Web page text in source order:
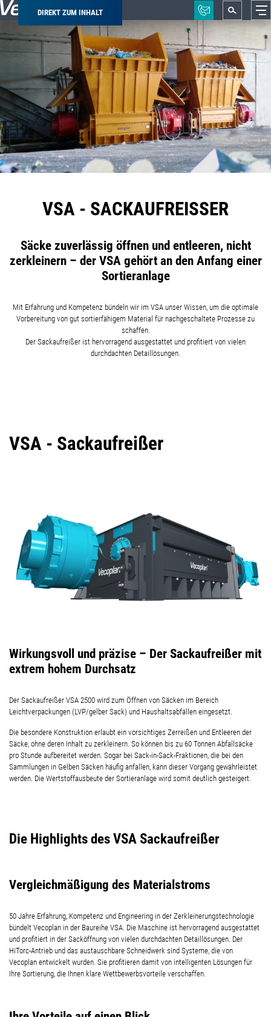
DIREKT ZUM INHALT
Pfadnavigation
VSA - SACKAUFREISSER
Säcke zuverlässig öffnen und entleeren, nicht
zerkleinern – der VSA gehört an den Anfang einer
Sortieranlage
Mit Erfahrung und Kompetenz bündeln wir im VSA unser Wissen, um die optimale
Vorbereitung von gut sortierfähigem Material für nachgeschaltete Prozesse zu
schaffen.
Der Sackaufreißer ist hervorragend ausgestattet und profitiert von vielen
durchdachten Detaillösungen.
VSA - Sackaufreißer
Wirkungsvoll und präzise – Der Sackaufreißer mit
extrem hohem Durchsatz
Der Sackaufreißer VSA 2500 wird zum Öffnen von Säcken im Bereich
Leichtverpackungen (LVP/gelber Sack) und Haushaltsabfällen eingesetzt.
Die besondere Konstruktion erlaubt ein vorsichtiges Zerreißen und Entleeren der
Säcke, ohne deren Inhalt zu zerkleinern. So können bis zu 60 Tonnen Abfallsäcke
pro Stunde aufbereitet werden. Sogar bei Sack-in-Sack-Fraktionen, die bei den
Sammlungen in Gelben Säcken häufig anfallen, kann dieser Vorgang gewährleistet
werden. Die Wertstoffausbeute der Sortieranlage wird somit deutlich gesteigert.
Die Highlights des VSA Sackaufreißer
Vergleichmäßigung des Materialstroms
50 Jahre Erfahrung, Kompetenz und Engineering in der Zerkleinerungstechnologie
bündelt Vecoplan in der Baureihe VSA. Die Maschine ist hervorragend ausgestattet
und profitiert in der Sacköffnung von vielen durchdachten Detaillösungen. Der
HiTorc-Antrieb und das austauschbare Schneidwerk sind Systeme, die von
Vecoplan entwickelt wurden . Sie profitieren damit von intelligenten Lösungen für
Ihre Sortierung, die Ihnen klare Wettbewerbsvorteile verschaffen.